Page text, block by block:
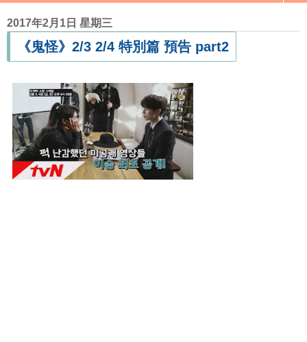
2017年2月1日 星期三
《鬼怪》2/3 2/4 特別篇 預告 part2